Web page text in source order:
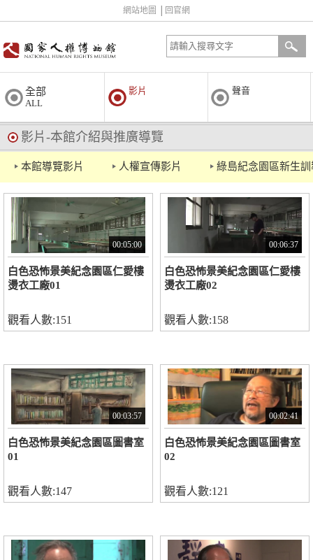
網站地圖 回官網
全部
ALL
影片 聲音
影片-本館介紹與推廣導覽
本館導覽影片 人權宣傳影片 綠島紀念園區新生
00:05:00
白色恐怖景美紀念園區仁愛樓
燙衣工廠01
觀看人數:151
00:06:37
白色恐怖景美紀念園區仁愛樓
燙衣工廠02
觀看人數:158
00:03:57
白色恐怖景美紀念園區圖書室
01
觀看人數:147
00:02:41
白色恐怖景美紀念園區圖書室
02
觀看人數:121